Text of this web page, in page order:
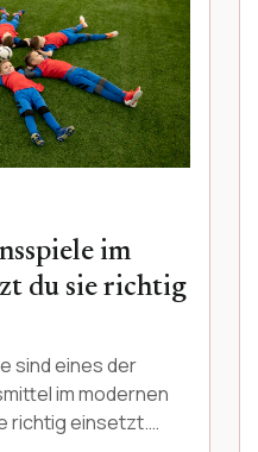
im
du sie richtig
sind eines der
im modernen
richtig einsetzt.